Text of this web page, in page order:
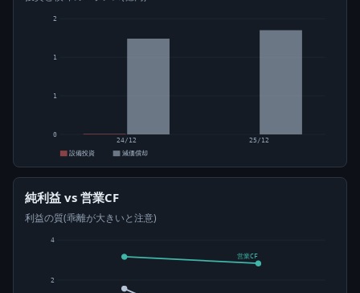
0
1
1
2
24/12
25/12
設備投資
減価償却
純利益 vs 営業CF
利益の質(乖離が大きいと注意)
2
4
営業CF